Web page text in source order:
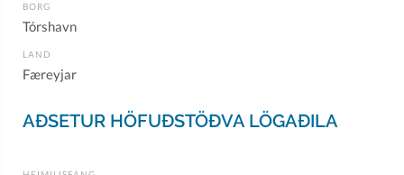
BORG
Tórshavn
LAND
Færeyjar
AÐSETUR HÖFUÐSTÖÐVA LÖGAÐILA